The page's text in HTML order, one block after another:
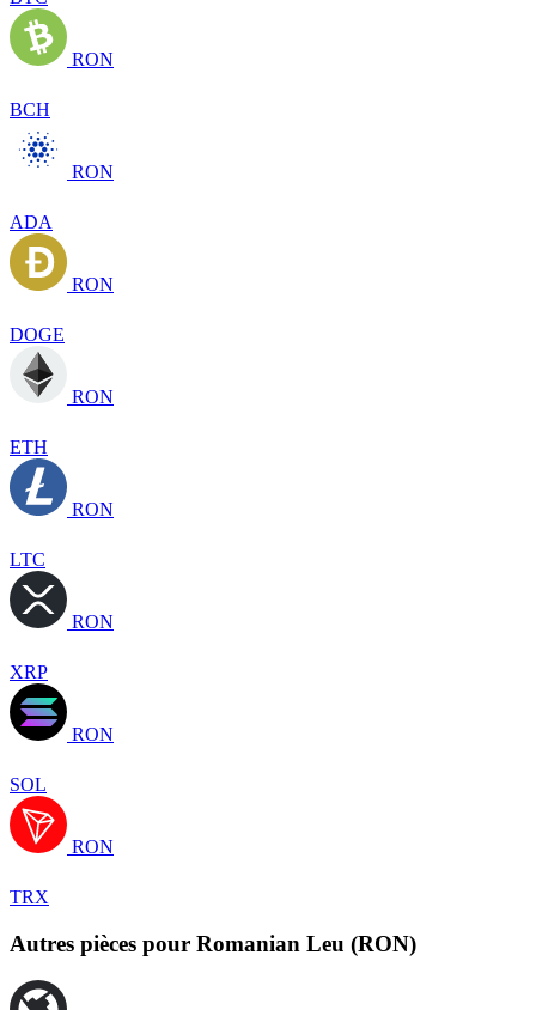
RON
BCH
RON
ADA
RON
DOGE
RON
ETH
RON
LTC
RON
XRP
RON
SOL
RON
TRX
Autres pièces pour Romanian Leu (RON)